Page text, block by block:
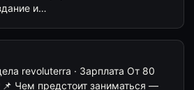
и…
revoluterra · Зарплата От 80
Чем предстоит заниматься —